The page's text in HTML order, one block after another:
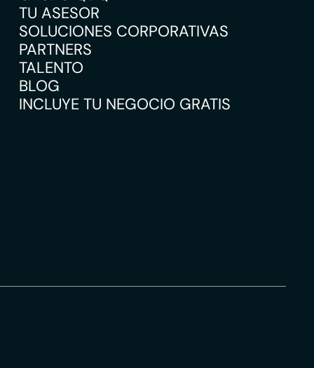
TU ASESOR
SOLUCIONES CORPORATIVAS
PARTNERS
TALENTO
BLOG
INCLUYE TU NEGOCIO GRATIS